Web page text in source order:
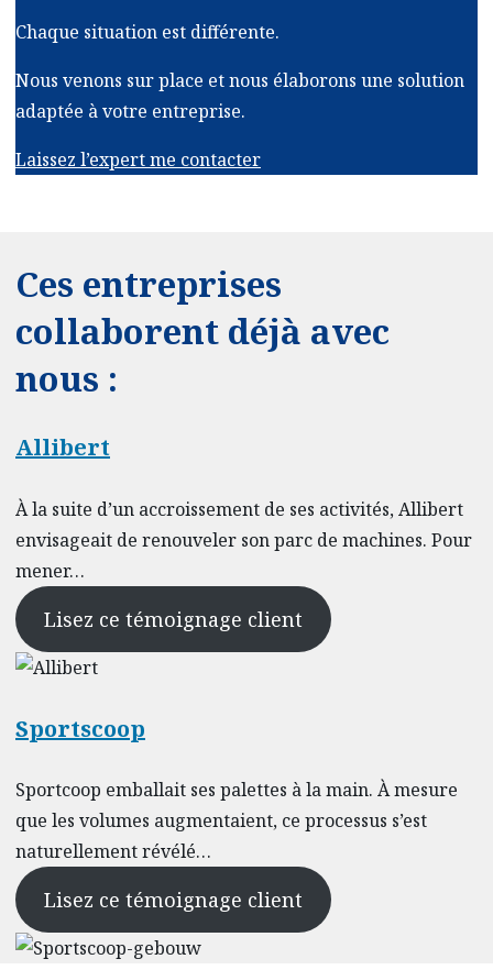
Chaque situation est différente.
Nous venons sur place et nous élaborons une solution
adaptée à votre entreprise.
Laissez l’expert me contacter
Ces entreprises
collaborent déjà avec
nous :
Allibert
À la suite d’un accroissement de ses activités, Allibert
envisageait de renouveler son parc de machines. Pour
mener…
Lisez ce témoignage client
Sportscoop
Sportcoop emballait ses palettes à la main. À mesure
que les volumes augmentaient, ce processus s’est
naturellement révélé…
Lisez ce témoignage client